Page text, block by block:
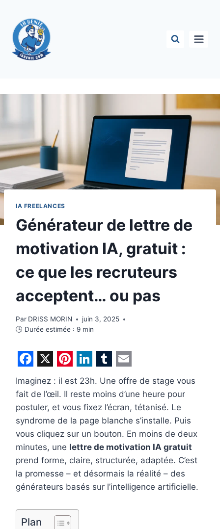
contenu
IA FREELANCES
Générateur de lettre de
motivation IA, gratuit :
ce que les recruteurs
acceptent… ou pas
Par DRISS MORIN
juin 3, 2025
🕒 Durée estimée : 9 min
F
a
c
e
b
o
o
k
X P
i
n
t
e
r
e
s
L
i
n
k
e
d
I
n
T
u
m
b
l
r
E
m
a
i
l
Imaginez : il est 23h. Une offre de stage vous
fait de l’œil. Il reste moins d’une heure pour
postuler, et vous fixez l’écran, tétanisé. Le
syndrome de la page blanche s’installe. Puis
vous cliquez sur un bouton. En moins de deux
minutes, une lettre de motivation IA gratuit
prend forme, claire, structurée, adaptée. C’est
la promesse – et désormais la réalité – des
générateurs basés sur l’intelligence artificielle.
Plan